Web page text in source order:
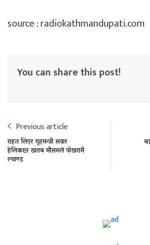
source : radiokathmandupati.com
You can share this post!
Previous article
राहत लिएर गृहमन्त्री सवार
हेलिकप्टर खराब मौसमले पोखरामै
ल्याण्ड